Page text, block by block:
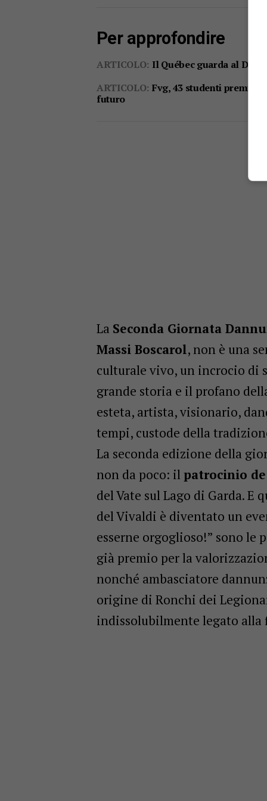
Per approfondire
ARTICOLO: Il Québec guarda al
ARTICOLO: Fvg, 43 studenti premiati
futuro
La Seconda Giornata
Massi Boscarol, non è una
culturale vivo, un incrocio di
grande storia e il profano
esteta, artista, visionario,
tempi, custode della
La seconda edizione della
non da poco: il patrocinio
del Vate sul Lago di Garda.
del Vivaldi è diventato un
esserne orgoglioso!” sono le
già premio per la
nonché ambasciatore
origine di Ronchi dei
indissolubilmente legato alla